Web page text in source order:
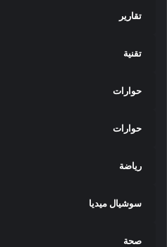
تقارير
تقنية
حوارات
حوارات
رياضة
سوشيال ميديا
صحة